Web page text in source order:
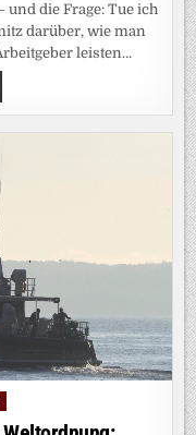
und die Frage: Tue ich
darüber, wie man
leisten…